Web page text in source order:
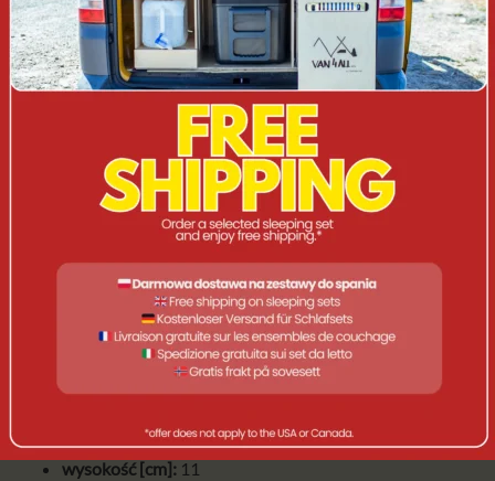
Marka:ROCKLAND
Opis Informacje dodatkowe
Uniwersalny garnek turystyczny, bazujący na wysokiej
jakości, anodyzowanym aluminium.
Komfort użytkowania zapewnia składana rączka, dla
bezpieczeństwa pokryta antypoślizgowym silikonem.
SPECYFIKACJA:
czarny
liczba części:2
wysokość [cm]: 11